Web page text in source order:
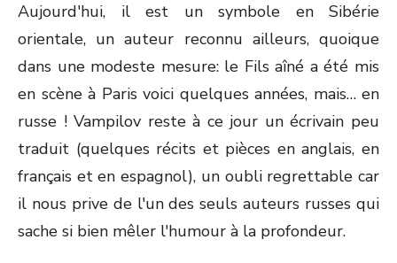
Aujourd'hui, il est un symbole en Sibérie
orientale, un auteur reconnu ailleurs, quoique
dans une modeste mesure: le Fils aîné a été mis
en scène à Paris voici quelques années, mais… en
russe ! Vampilov reste à ce jour un écrivain peu
traduit (quelques récits et pièces en anglais, en
français et en espagnol), un oubli regrettable car
il nous prive de l'un des seuls auteurs russes qui
sache si bien mêler l'humour à la profondeur.